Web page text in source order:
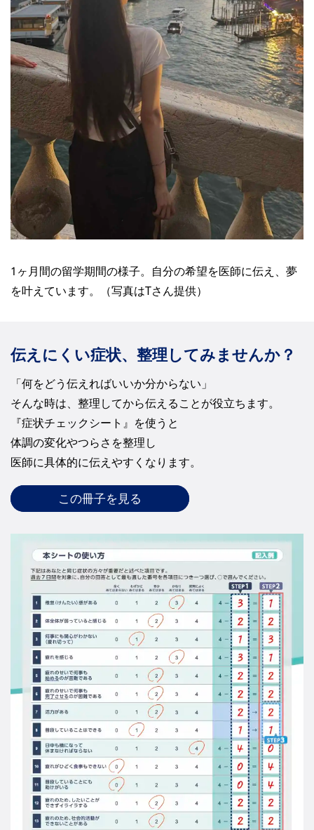
1ヶ月間の留学期間の様子。自分の希望を医師に伝え、夢
を叶えています。（写真はTさん提供）
伝えにくい症状、整理してみませんか？
「何をどう伝えればいいか分からない」
そんな時は、整理してから伝えることが役立ちます。
『症状チェックシート』を使うと
体調の変化やつらさを整理し
医師に具体的に伝えやすくなります。
この冊子を見る